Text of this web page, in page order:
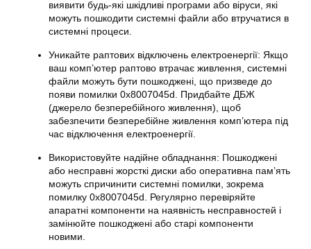
виявити будь-які шкідливі програми або віруси, які
можуть пошкодити системні файли або втручатися в
системні процеси.
Уникайте раптових відключень електроенергії: Якщо
ваш комп’ютер раптово втрачає живлення, системні
файли можуть бути пошкоджені, що призведе до
появи помилки 0x8007045d . Придбайте ДБЖ
(джерело безперебійного живлення), щоб
забезпечити безперебійне живлення комп’ютера під
час відключення електроенергії.
Використовуйте надійне обладнання: Пошкоджені
або несправні жорсткі диски або оперативна пам’ять
можуть спричинити системні помилки, зокрема
помилку 0x8007045d. Регулярно перевіряйте
апаратні компоненти на наявність несправностей і
замінюйте пошкоджені або старі компоненти
новими.